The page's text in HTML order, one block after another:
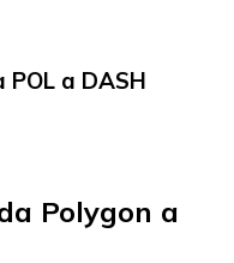
a DASH
Polygon a